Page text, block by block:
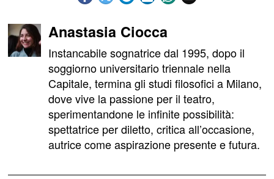
Anastasia Ciocca
Instancabile sognatrice dal 1995, dopo il
soggiorno universitario triennale nella
Capitale, termina gli studi filosofici a Milano,
dove vive la passione per il teatro,
sperimentandone le infinite possibilità:
spettatrice per diletto, critica all’occasione,
autrice come aspirazione presente e futura.